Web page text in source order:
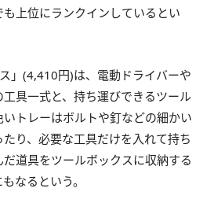
上位にランクインしているとい
ス」(4,410円)は、電動ドライバーや
具一式と、持ち運びできるツール
トレーはボルトや釘などの細かい
り、必要な工具だけを入れて持ち
道具をツールボックスに収納する
なるという。